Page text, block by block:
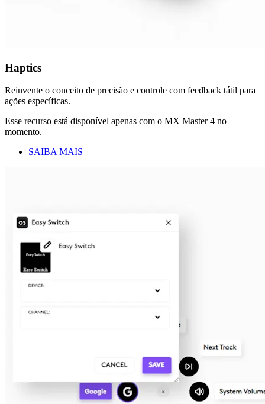
Haptics
Reinvente o conceito de precisão e controle com feedback tátil para
ações específicas.
Esse recurso está disponível apenas com o MX Master 4 no
momento.
SAIBA MAIS